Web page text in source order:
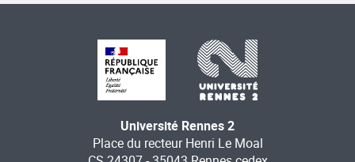
Université Rennes 2
Place du recteur Henri Le Moal